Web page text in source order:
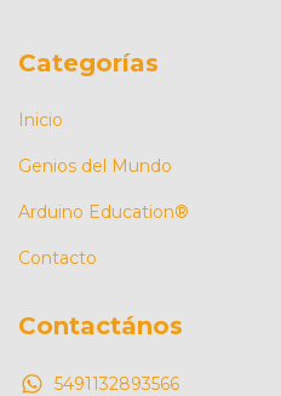
Categorías
Inicio
Genios del Mundo
Arduino Education®
Contacto
Contactános
5491132893566